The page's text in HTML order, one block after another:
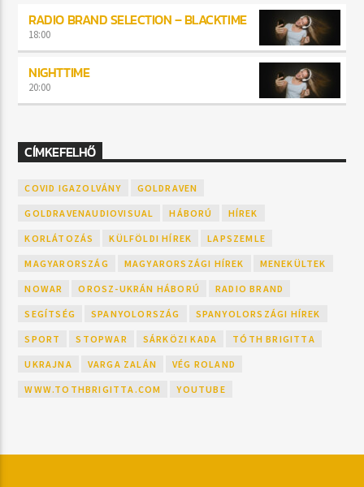
RADIO BRAND SELECTION – BLACKTIME
18:00
NIGHTTIME
20:00
CÍMKEFELHŐ
COVID IGAZOLVÁNY GOLDRAVEN
GOLDRAVENAUDIOVISUAL HÁBORÚ HÍREK
KORLÁTOZÁS KÜLFÖLDI HÍREK LAPSZEMLE
MAGYARORSZÁG MAGYARORSZÁGI HÍREK MENEKÜLTEK
NOWAR OROSZ-UKRÁN HÁBORÚ RADIO BRAND
SEGÍTSÉG SPANYOLORSZÁG SPANYOLORSZÁGI HÍREK
SPORT STOPWAR SÁRKÖZI KADA TÓTH BRIGITTA
UKRAJNA VARGA ZALÁN VÉG ROLAND
WWW.TOTHBRIGITTA.COM YOUTUBE